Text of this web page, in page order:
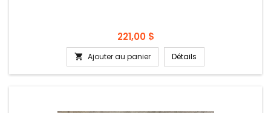
Prix
221,00 $
 Ajouter au panier Détails